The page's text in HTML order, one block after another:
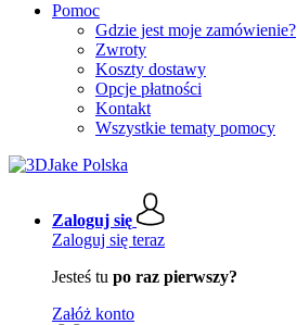
Pomoc
Gdzie jest moje zamówienie?
Zwroty
Koszty dostawy
Opcje płatności
Kontakt
Wszystkie tematy pomocy
Zaloguj się
Zaloguj się teraz
Jesteś tu po raz pierwszy?
Załóż konto